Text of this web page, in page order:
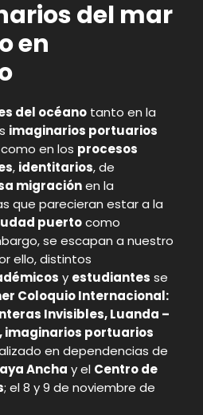
del mar
en
del océanotanto en la
imaginarios portuarios
en los procesos
, identitarios, de
migraciónen la
que parecieran estar a la
puertocomo
se escapan a nuestro
ello, distintos
y estudiantes se
Coloquio Internacional:
Invisibles, Luanda –
imaginarios portuarios
en dependencias de
Ancha y el Centro de
; el 8 y 9 de noviembre de